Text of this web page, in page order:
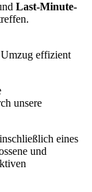
Last-Minute-
effizient
unsere
eines
und